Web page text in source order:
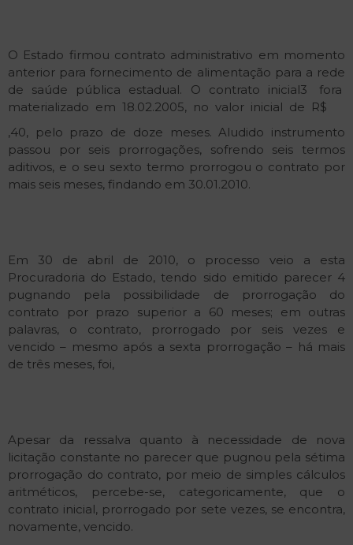
O Estado firmou contrato administrativo em momento
anterior para fornecimento de alimentação para a rede
de saúde pública estadual. O contrato inicial3 fora
materializado em 18.02.2005, no valor inicial de R$
,40, pelo prazo de doze meses. Aludido instrumento
passou por seis prorrogações, sofrendo seis termos
aditivos, e o seu sexto termo prorrogou o contrato por
mais seis meses, findando em 30.01.2010.
Em 30 de abril de 2010, o processo veio a esta
Procuradoria do Estado, tendo sido emitido parecer 4
pugnando pela possibilidade de prorrogação do
contrato por prazo superior a 60 meses; em outras
palavras, o contrato, prorrogado por seis vezes e
vencido – mesmo após a sexta prorrogação – há mais
de três meses, foi,
Apesar da ressalva quanto à necessidade de nova
licitação constante no parecer que pugnou pela sétima
prorrogação do contrato, por meio de simples cálculos
aritméticos, percebe-se, categoricamente, que o
contrato inicial, prorrogado por sete vezes, se encontra,
novamente, vencido.